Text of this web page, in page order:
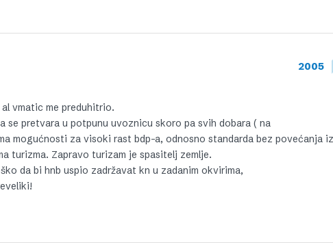
2005
vmatic me preduhitrio.
se pretvara u potpunu uvoznicu skoro pa svih dobara ( na
mogućnosti za visoki rast bdp-a, odnosno standarda bez povećanja
turizma. Zapravo turizam je spasitelj zemlje.
da bi hnb uspio zadržavat kn u zadanim okvirima,